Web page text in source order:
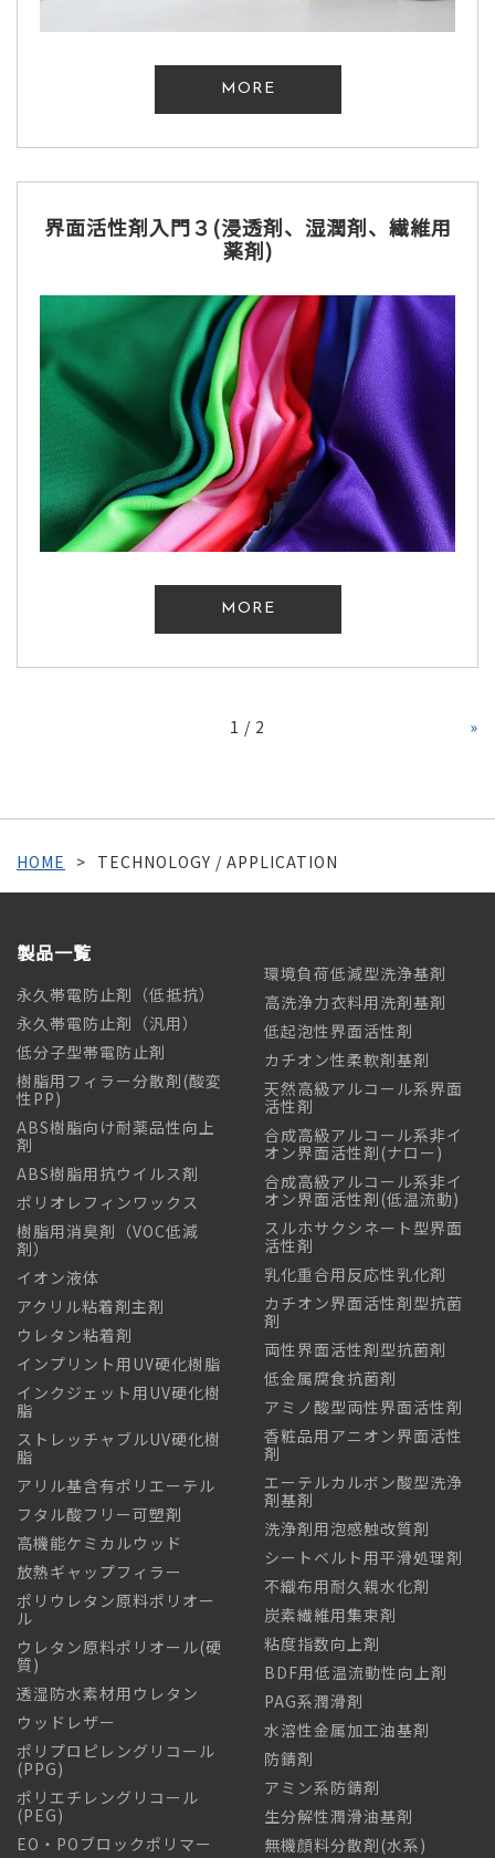
MORE
界面活性剤入門３(浸透剤、湿潤剤、繊維用
薬剤)
MORE
1 / 2 »
HOME TECHNOLOGY / APPLICATION
製品一覧
永久帯電防止剤（低抵抗）
永久帯電防止剤（汎用）
低分子型帯電防止剤
樹脂用フィラー分散剤(酸変
性PP)
ABS樹脂向け耐薬品性向上
剤
ABS樹脂用抗ウイルス剤
ポリオレフィンワックス
樹脂用消臭剤（VOC低減
剤）
イオン液体
アクリル粘着剤主剤
ウレタン粘着剤
インプリント用UV硬化樹脂
インクジェット用UV硬化樹
脂
ストレッチャブルUV硬化樹
脂
アリル基含有ポリエーテル
フタル酸フリー可塑剤
高機能ケミカルウッド
放熱ギャップフィラー
ポリウレタン原料ポリオー
ル
ウレタン原料ポリオール(硬
質)
透湿防水素材用ウレタン
ウッドレザー
ポリプロピレングリコール
(PPG)
ポリエチレングリコール
(PEG)
EO・POブロックポリマー
環境負荷低減型洗浄基剤
高洗浄力衣料用洗剤基剤
低起泡性界面活性剤
カチオン性柔軟剤基剤
天然高級アルコール系界面
活性剤
合成高級アルコール系非イ
オン界面活性剤(ナロー)
合成高級アルコール系非イ
オン界面活性剤(低温流動)
スルホサクシネート型界面
活性剤
乳化重合用反応性乳化剤
カチオン界面活性剤型抗菌
剤
両性界面活性剤型抗菌剤
低金属腐食抗菌剤
アミノ酸型両性界面活性剤
香粧品用アニオン界面活性
剤
エーテルカルボン酸型洗浄
剤基剤
洗浄剤用泡感触改質剤
シートベルト用平滑処理剤
不織布用耐久親水化剤
炭素繊維用集束剤
粘度指数向上剤
BDF用低温流動性向上剤
PAG系潤滑剤
水溶性金属加工油基剤
防錆剤
アミン系防錆剤
生分解性潤滑油基剤
無機顔料分散剤(水系)